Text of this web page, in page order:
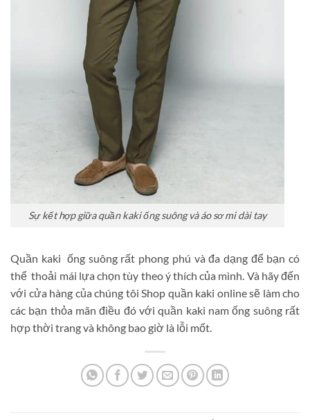
Sự kết hợp giữa quần kaki ống suông và áo sơ mi dài tay
Quần kaki ống suông rất phong phú và đa dạng để bạn có
thể thoải mái lựa chọn tùy theo ý thích của mình. Và hãy đến
với cửa hàng của chúng tôi Shop quần kaki online sẽ làm cho
các bạn thỏa mãn điều đó với quần kaki nam ống suông rất
hợp thời trang và không bao giờ là lỗi mốt.